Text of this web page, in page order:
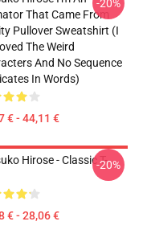
That Came From
Pullover Sweatshirt (I
The Weird
And No Sequence
In Words)
€ - 44,11 €
-20%
Hirose - Classic T-
€ - 28,06 €
-20%